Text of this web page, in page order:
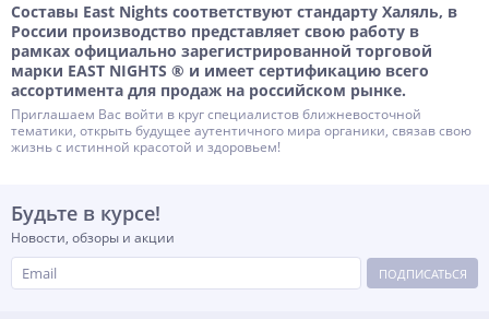
Составы East Nights соответствуют стандарту Халяль, в
России производство представляет свою работу в
рамках официально зарегистрированной торговой
марки EAST NIGHTS ® и имеет сертификацию всего
ассортимента для продаж на российском рынке.
Приглашаем Вас войти в круг специалистов ближневосточной
тематики, открыть будущее аутентичного мира органики, связав свою
жизнь с истинной красотой и здоровьем!
Будьте в курсе!
Новости, обзоры и акции
ПОДПИСАТЬСЯ